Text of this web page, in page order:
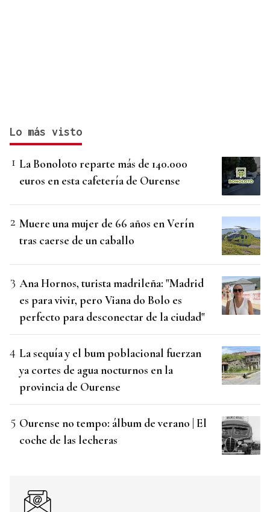
Lo más visto
La Bonoloto reparte más de 140.000
euros en esta cafetería de Ourense
Muere una mujer de 66 años en Verín
tras caerse de un caballo
Ana Hornos, turista madrileña: "Madrid
es para vivir, pero Viana do Bolo es
perfecto para desconectar de la ciudad"
La sequía y el bum poblacional fuerzan
ya cortes de agua nocturnos en la
provincia de Ourense
Ourense no tempo: álbum de verano | El
coche de las lecheras